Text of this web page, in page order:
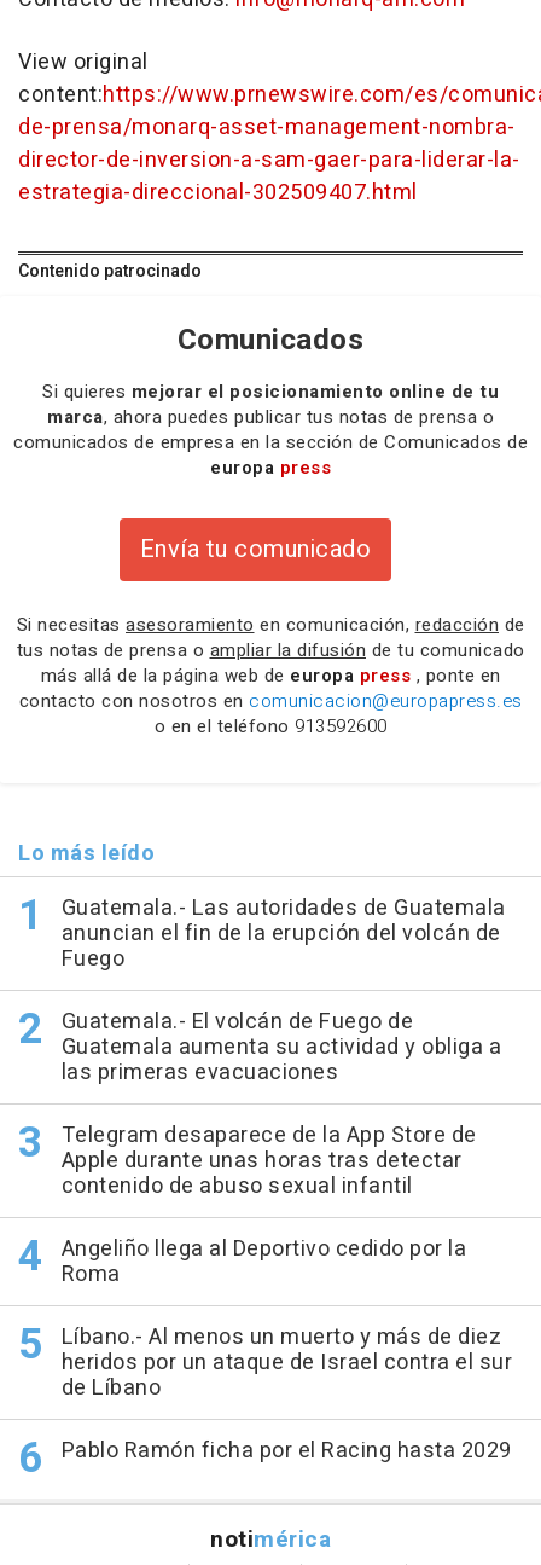
View original
content:https://www.prnewswire.com/es/
de-prensa/monarq-asset-management-nombra-
director-de-inversion-a-sam-gaer-para-liderar-la-
estrategia-direccional-302509407.html
Contenido patrocinado
Comunicados
Si quieres mejorar el posicionamiento online de tu
marca, ahora puedes publicar tus notas de prensa o
comunicados de empresa en la sección de Comunicados de
europa press
Envía tu comunicado
Si necesitas asesoramiento en comunicación, redacción de
tus notas de prensa o ampliar la difusión de tu comunicado
más allá de la página web de europa press , ponte en
contacto con nosotros en comunicacion@europapress.es
o en el teléfono 913592600
Lo más leído
Guatemala.- Las autoridades de Guatemala
anuncian el fin de la erupción del volcán de
Fuego
Guatemala.- El volcán de Fuego de
Guatemala aumenta su actividad y obliga a
las primeras evacuaciones
Telegram desaparece de la App Store de
Apple durante unas horas tras detectar
contenido de abuso sexual infantil
Angeliño llega al Deportivo cedido por la
Roma
Líbano.- Al menos un muerto y más de diez
heridos por un ataque de Israel contra el sur
de Líbano
Pablo Ramón ficha por el Racing hasta 2029
notimérica